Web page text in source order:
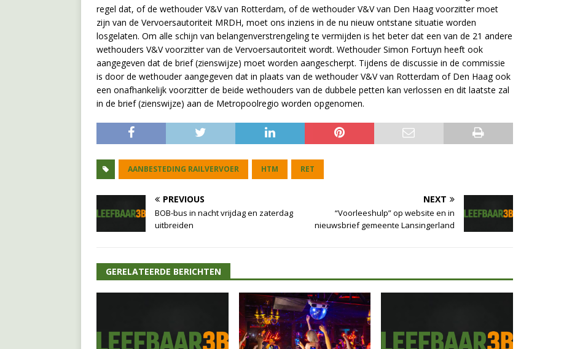
regel dat, of de wethouder V&V van Rotterdam, of de wethouder V&V van Den Haag voorzitter moet
zijn van de Vervoersautoriteit MRDH, moet ons inziens in de nu nieuw ontstane situatie worden
losgelaten. Om alle schijn van belangenverstrengeling te vermijden is het beter dat een van de 21 andere
wethouders V&V voorzitter van de Vervoersautoriteit wordt. Wethouder Simon Fortuyn heeft ook
aangegeven dat de brief (zienswijze) moet worden aangescherpt. Tijdens de discussie in de commissie
is door de wethouder aangegeven dat in plaats van de wethouder V&V van Rotterdam of Den Haag ook
een onafhankelijk voorzitter de beide wethouders van de dubbele petten kan verlossen en dit laatste zal
in de brief (zienswijze) aan de Metropoolregio worden opgenomen.
AANBESTEDING RAILVERVOER HTM RET
PREVIOUS
BOB-bus in nacht vrijdag en zaterdag
uitbreiden
NEXT
“Voorleeshulp” op website en in
nieuwsbrief gemeente Lansingerland
GERELATEERDE BERICHTEN